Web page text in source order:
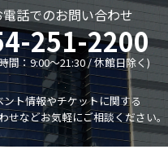
ンサート
話でのお問い合わせ
251-2200
間：9:00〜21:30 / 休館日除く)
ント情報やチケットに関する
せなどお気軽にご相談ください。